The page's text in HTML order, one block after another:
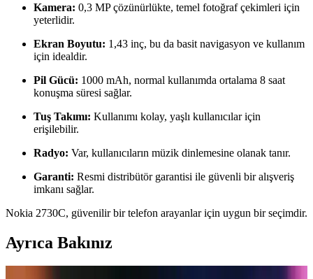
Kamera: 0,3 MP çözünürlükte, temel fotoğraf çekimleri için
yeterlidir.
Ekran Boyutu: 1,43 inç, bu da basit navigasyon ve kullanım
için idealdir.
Pil Gücü: 1000 mAh, normal kullanımda ortalama 8 saat
konuşma süresi sağlar.
Tuş Takımı: Kullanımı kolay, yaşlı kullanıcılar için
erişilebilir.
Radyo: Var, kullanıcıların müzik dinlemesine olanak tanır.
Garanti: Resmi distribütör garantisi ile güvenli bir alışveriş
imkanı sağlar.
Nokia 2730C, güvenilir bir telefon arayanlar için uygun bir seçimdir.
Ayrıca Bakınız